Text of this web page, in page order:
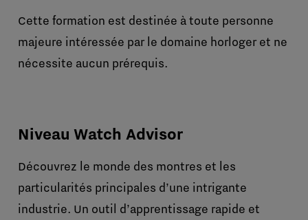
Cette formation est destinée à toute personne
majeure intéressée par le domaine horloger et ne
nécessite aucun prérequis.
Niveau Watch Advisor
Découvrez le monde des montres et les
particularités principales d’une intrigante
industrie. Un outil d’apprentissage rapide et